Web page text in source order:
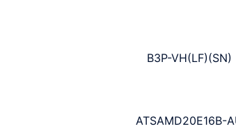
B3P-VH(LF)(SN)
ATSAMD20E16B-